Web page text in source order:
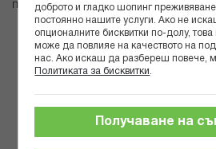
ПЕТНА 50МЛ 873086 B
Преминете
края
галерията
изображенията
доброто и гладко шопинг
постоянно нашите услуги. Ако не
опционалните бисквитки по-долу,
може да повлияе на качеството на
нас. Ако искаш да разбереш повече,
Политиката за бисквитки
Получаване на